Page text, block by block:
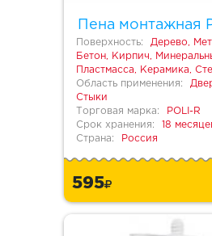
Пена монтажная
Поверхность:
Дерево,
Бетон, Кирпич,
Пластмасса, Керамика,
Область применения:
Стыки
Торговая марка:
POLI-R
Срок хранения:
18
Страна:
Россия
595